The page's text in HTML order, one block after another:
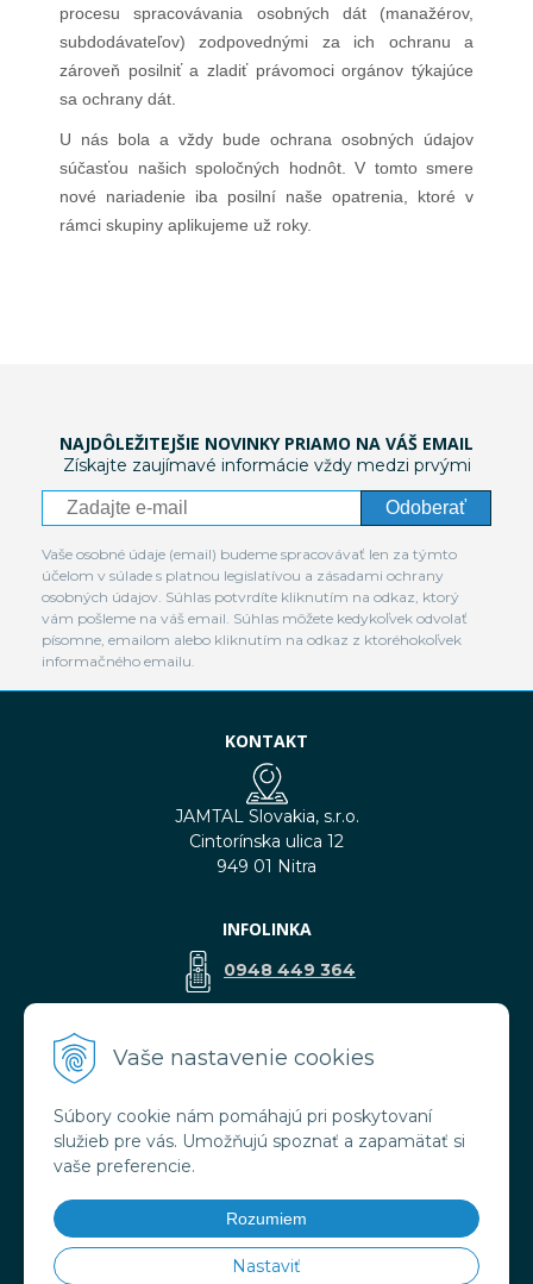
Vaše nastavenie cookies
Súbory cookie nám pomáhajú pri poskytovaní
služieb pre vás. Umožňujú spoznať a zapamätať si
vaše preferencie.
Rozumiem
Nastaviť
procesu spracovávania osobných dát (manažérov,
subdodávateľov) zodpovednými za ich ochranu a
zároveň posilniť a zladiť právomoci orgánov týkajúce
sa ochrany dát.
U nás bola a vždy bude ochrana osobných údajov
súčasťou našich spoločných hodnôt. V tomto smere
nové nariadenie iba posilní naše opatrenia, ktoré v
rámci skupiny aplikujeme už roky.
NAJDÔLEŽITEJŠIE NOVINKY PRIAMO NA VÁŠ EMAIL
Získajte zaujímavé informácie vždy medzi prvými
Odoberať
Vaše osobné údaje (email) budeme spracovávať len za týmto
účelom v súlade s platnou legislatívou a zásadami ochrany
osobných údajov. Súhlas potvrdíte kliknutím na odkaz, ktorý
vám pošleme na váš email. Súhlas môžete kedykoľvek odvolať
písomne, emailom alebo kliknutím na odkaz z ktoréhokoľvek
informačného emailu.
KONTAKT
JAMTAL Slovakia, s.r.o.
Cintorínska ulica 12
949 01 Nitra
INFOLINKA
0948 449 364
VŠETKO O NÁKUPE
Obchodné podmienky
Doprava a platba
Ochrana osobných údajov